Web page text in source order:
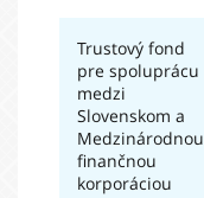
Trustový fond
pre spoluprácu
medzi
Slovenskom a
Medzinárodnou
finančnou
korporáciou